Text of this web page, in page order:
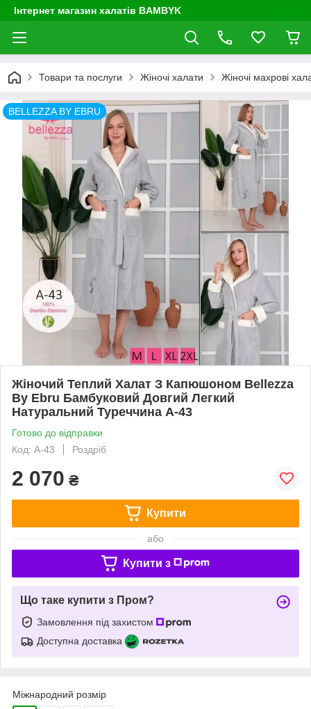
Інтернет магазин халатів BAMBYK
Товари та послуги Жіночі халати Жіночі махрові
BELLEZZA BY EBRU
Жіночий Теплий Халат З Капюшоном Bellezza
By Ebru Бамбуковий Довгий Легкий
Натуральний Туреччина A-43
Готово до відправки
Код: A-43
Роздріб
2 070 ₴
Купити
або
Купити з
Що таке купити з Пром?
Замовлення під захистом
Доступна доставка
Міжнародний розмір